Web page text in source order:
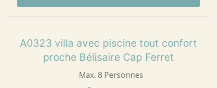
15 A0323
A0323 villa avec piscine tout confort
proche Bélisaire Cap Ferret
Max. 8 Personnes